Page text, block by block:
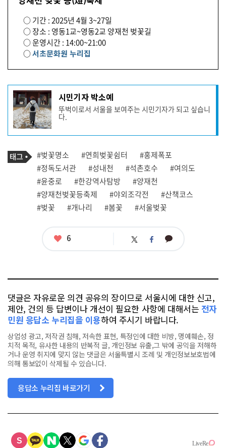
○ 기간 : 2025년 4월 3~27일
○ 장소 : 영동1교~영동2교 양재천 벚꽃길
○ 운영시간 : 14:00~21:00
○서초문화원 누리집
기
사
작
성
자
프
필
시민기자 박소예
뚜벅이로서 서울을 보여주는 시민기자가 되고 싶습니
다.
기
사
관
련
태
그
태
그
#벚꽃명소 #연희벚꽃쉼터
#홍제폭포
#정독도서관
#성내천 #석촌호수
#여의도
#윤중로
#한강역사탐방
#양재천
#양재천벚꽃등축제
#야외조각전
#산책코스
#벚꽃
#개나리 #봄꽃 #서울벚꽃
좋
6 트 페 카
댓글은 자유로운 의견 공유의 장이므로 서울시에 대한 신고,
제안, 건의 등 답변이나 개선이 필요한 사항에 대해서는 전자
민원 응답소 누리집을 이용하여 주시기 바랍니다.
상업성 광고, 저작권 침해, 저속한 표현, 특정인에 대한 비방, 명예훼손, 정
치적 목적, 유사한 내용의 반복적 글, 개인정보 유출,그 밖에 공익을 저해하
거나 운영 취지에 맞지 않는 댓글은 서울특별시 조례 및 개인정보보호법에
의해 통보없이 삭제될 수 있습니다.
응답소 누리집 바로가기